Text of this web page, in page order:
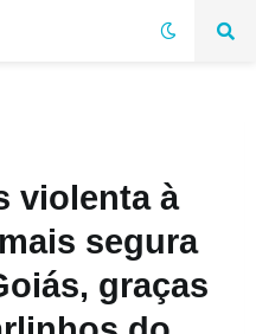
violenta à
segura
graças